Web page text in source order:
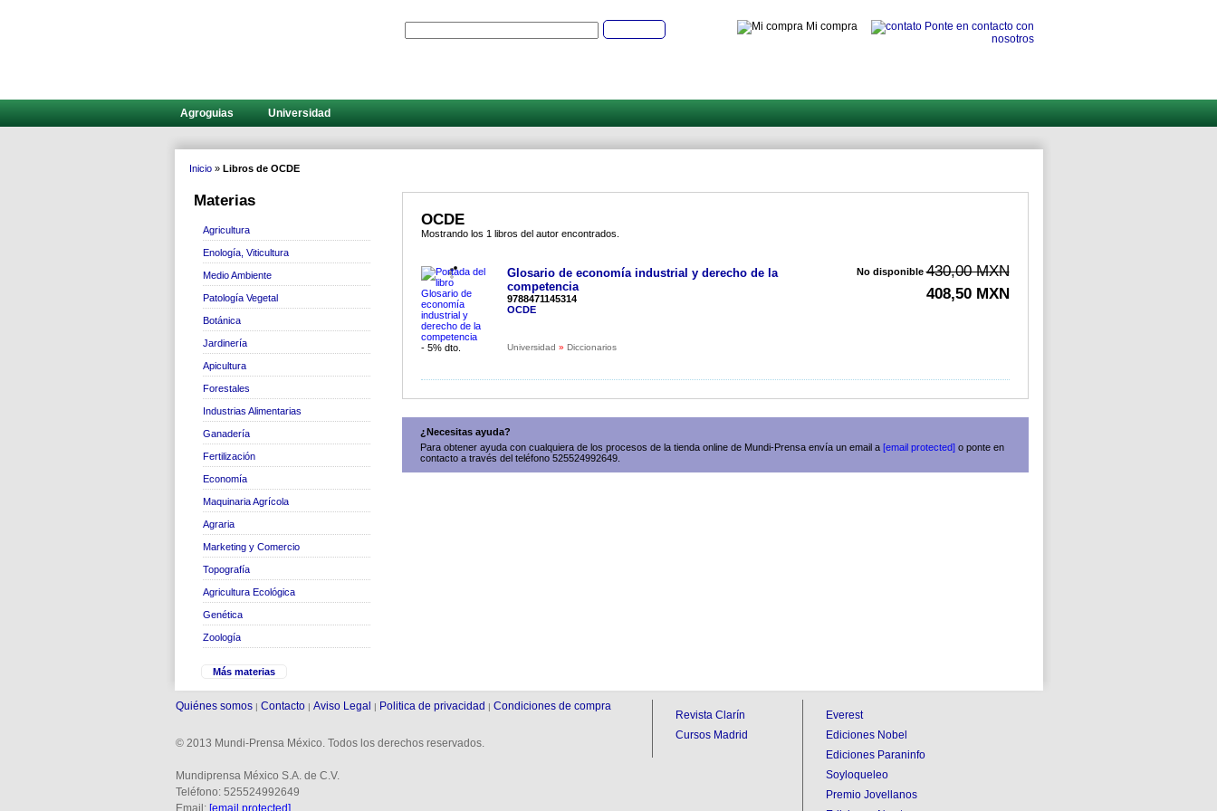
Mi compra
Ponte en contacto con
nosotros
Agroguias Universidad
Inicio» Libros de OCDE
Materias
Agricultura
Enología, Viticultura
Medio Ambiente
Patología Vegetal
Botánica
Jardinería
Apicultura
Forestales
Industrias Alimentarias
Ganadería
Fertilización
Economía
Maquinaria Agrícola
Agraria
Marketing y Comercio
Topografía
Agricultura Ecológica
Genética
Zoología
Más materias
OCDE
Mostrando los 1 libros del autor encontrados.
- 5% dto.
Glosario de economía industrial y derecho de la
competencia
9788471145314
OCDE
Universidad » Diccionarios
No disponible 430,00 MXN
408,50 MXN
¿Necesitas ayuda?
Para obtener ayuda con cualquiera de los procesos de la tienda online de Mundi-Prensa envía un email a [email protected]o ponte en
contacto a través del teléfono 525524992649.
Quiénes somos| Contacto| Aviso Legal | Politica de privacidad | Condiciones de compra
© 2013 Mundi-Prensa México. Todos los derechos reservados.
Mundiprensa México S.A. de C.V.
Teléfono: 525524992649
Email: [email protected]
Revista Clarín
Cursos Madrid
Everest
Ediciones Nobel
Ediciones Paraninfo
Soyloqueleo
Premio Jovellanos